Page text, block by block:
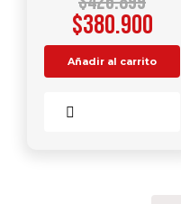
$380.900
Añadir al carrito